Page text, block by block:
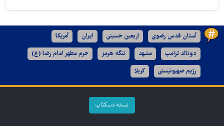
آستان قدس رضوی اربعین حسینی ایران آمریکا
دونالد ترامپ مشهد تنگه هرمز حرم مطهر امام رضا (ع)
رژیم صهیونیستی کربلا
نسخه دسکتاپ